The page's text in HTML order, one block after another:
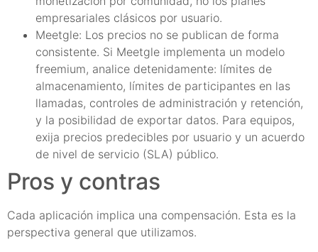
empresariales clásicos por usuario.
Meetgle: Los precios no se publican de forma
consistente. Si Meetgle implementa un modelo
freemium, analice detenidamente: límites de
almacenamiento, límites de participantes en las
llamadas, controles de administración y retención,
y la posibilidad de exportar datos. Para equipos,
exija precios predecibles por usuario y un acuerdo
de nivel de servicio (SLA) público.
Pros y contras
Cada aplicación implica una compensación. Esta es la
perspectiva general que utilizamos.